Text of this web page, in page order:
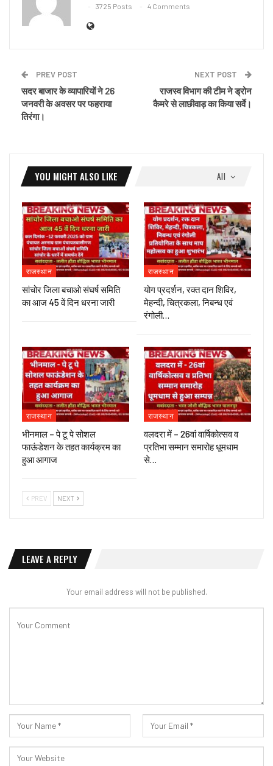
3725 Posts 4 Comments
PREV POST
सदर बाजार के व्यापारियों ने 26
जनवरी के अवसर पर फहराया
तिरंगा।
NEXT POST
राजस्व विभाग की टीम ने ड्रोन
कैमरे से लाछीवाड़ का किया सर्वे।
All
YOU MIGHT ALSO LIKE
राजस्थान
सांचोर जिला बचाओ संघर्ष समिति
का आज 45 वें दिन धरना जारी
राजस्थान
योग प्रदर्शन, रक्त दान शिविर,
मेहन्दी, चित्रकला, निबन्ध एवं
रंगोली…
राजस्थान
भीनमाल – पे टू पे सोशल
फाऊंडेशन के तहत कार्यक्रम का
हुआ आगाज
राजस्थान
वलदरा में – 26वां वार्षिकोत्सव व
प्रतिभा सम्मान समारोह धूमधाम
से…
PREV NEXT
LEAVE A REPLY
Your email address will not be published.